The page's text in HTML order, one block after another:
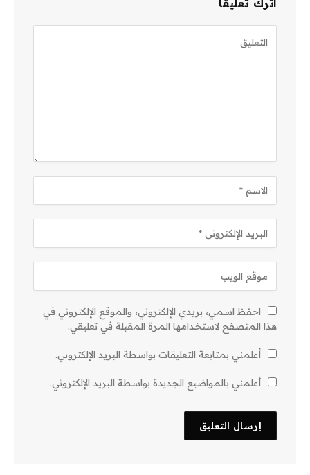
اترك تعليقاً
احفظ اسمي، بريدي الإلكتروني، والموقع الإلكتروني في
هذا المتصفح لاستخدامها المرة المقبلة في تعليقي.
أعلمني بمتابعة التعليقات بواسطة البريد الإلكتروني.
أعلمني بالمواضيع الجديدة بواسطة البريد الإلكتروني.